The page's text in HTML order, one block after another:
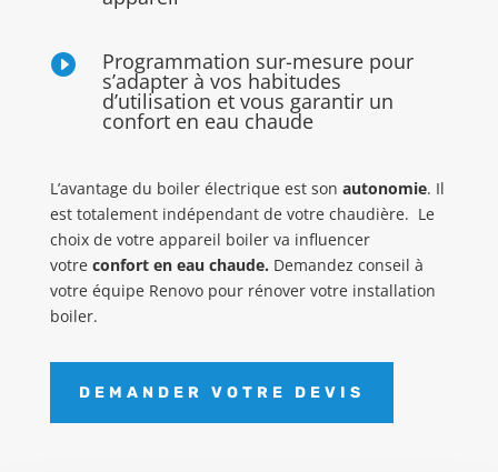
 Programmation sur-mesure pour
s’adapter à vos habitudes
d’utilisation et vous garantir un
confort en eau chaude
L’avantage du boiler électrique est son autonomie. Il
est totalement indépendant de votre chaudière. Le
choix de votre appareil boiler va influencer
votre confort en eau chaude. Demandez conseil à
votre équipe Renovo pour rénover votre installation
boiler.
DEMANDER VOTRE DEVIS